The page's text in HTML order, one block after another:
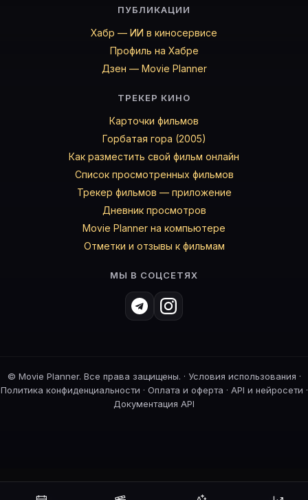
ПУБЛИКАЦИИ
Хабр — ИИ в киносервисе
Профиль на Хабре
Дзен — Movie Planner
ТРЕКЕР КИНО
Карточки фильмов
Горбатая гора (2005)
Как разместить свой фильм онлайн
Список просмотренных фильмов
Трекер фильмов — приложение
Дневник просмотров
Movie Planner на компьютере
Отметки и отзывы к фильмам
МЫ В СОЦСЕТЯХ
© Movie Planner. Все права защищены. · Условия использования ·
Политика конфиденциальности · Оплата и оферта · API и нейросети ·
Документация API